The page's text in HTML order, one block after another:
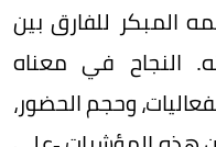
المبكر للفارق بين
النجاح في معناه
وحجم الحضور،